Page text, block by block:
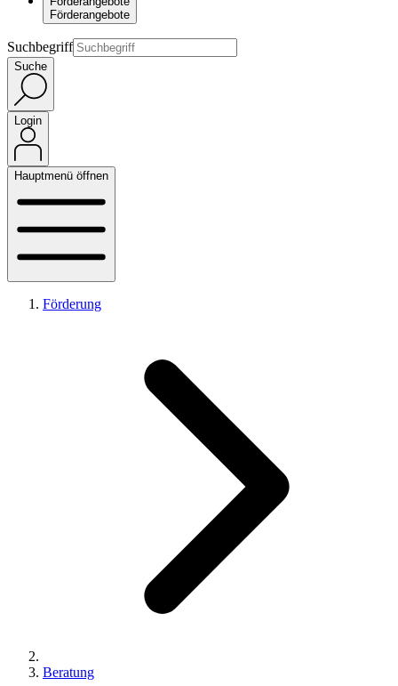
Förderangebote
Suchbegriff
Suche
Login
Hauptmenü öffnen
Förderung
Beratung